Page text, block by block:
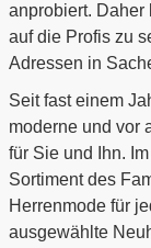
anprobiert. Daher
auf die Profis zu
Adressen in
Seit fast einem
moderne und vor
für Sie und Ihn.
Sortiment des
Herrenmode für
ausgewählte